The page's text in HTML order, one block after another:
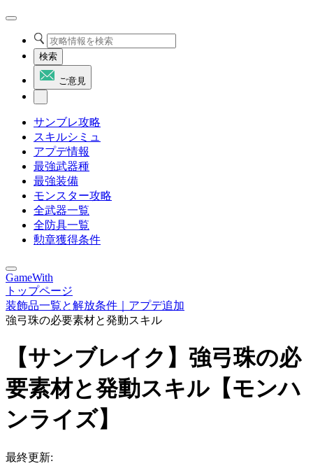
検索
ご意見
サンブレ攻略
スキルシミュ
アプデ情報
最強武器種
最強装備
モンスター攻略
全武器一覧
全防具一覧
勲章獲得条件
GameWith
トップページ
装飾品一覧と解放条件｜アプデ追加
強弓珠の必要素材と発動スキル
【サンブレイク】強弓珠の必
要素材と発動スキル【モンハ
ンライズ】
最終更新: